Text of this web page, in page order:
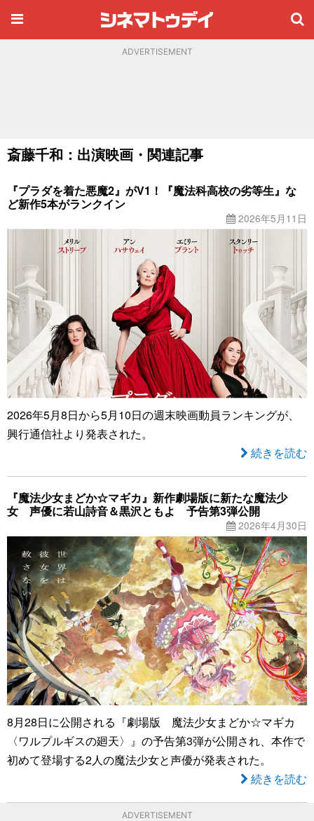
ADVERTISEMENT
斎藤千和：出演映画・関連記事
『プラダを着た悪魔2』がV1！『魔法科高校の劣等生』な
ど新作5本がランクイン
2026年5月11日
2026年5月8日から5月10日の週末映画動員ランキングが、
興行通信社より発表された。
続きを読む
『魔法少女まどか☆マギカ』新作劇場版に新たな魔法少
女 声優に若山詩音＆黒沢ともよ 予告第3弾公開
2026年4月30日
8月28日に公開される『劇場版 魔法少女まどか☆マギカ
〈ワルプルギスの廻天〉』の予告第3弾が公開され、本作で
初めて登場する2人の魔法少女と声優が発表された。
続きを読む
ADVERTISEMENT